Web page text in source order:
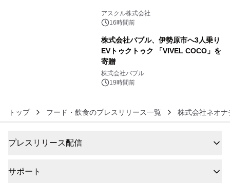
アスクル株式会社
16時間前
株式会社バブル、伊勢原市へ3人乗り
EVトゥクトゥク 「VIVEL COCO」を
寄贈
株式会社バブル
19時間前
トップ フード・飲食のプレスリリース一覧 株式会社ネオナ
プレスリリース配信
サポート